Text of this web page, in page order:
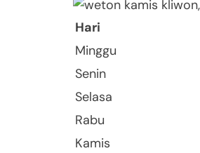
Hari
Minggu
Senin
Selasa
Rabu
Kamis